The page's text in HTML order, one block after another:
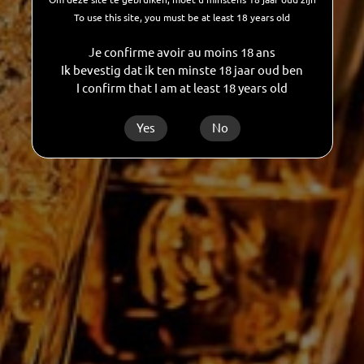
To use this site, you must be at least 18 years old
Je confirme avoir au moins 18 ans
Ik bevestig dat ik ten minste 18 jaar oud ben
I confirm that I am at least 18 years old
Yes No
Les Grandes Distilleries De Charleroi SA
Rue des Verreries, 44/A
B-6040
Belgique
Tél. :+32 71 28 11 70
E-mail :info@gdc.be